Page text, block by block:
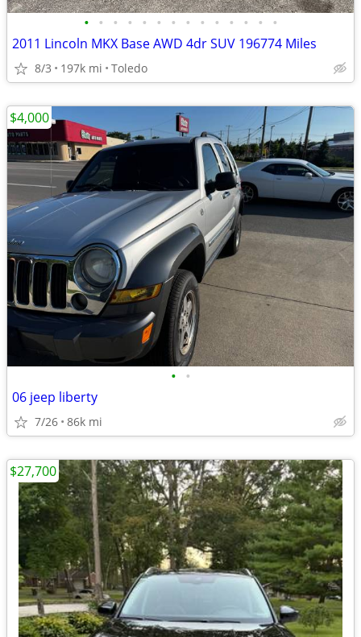
• • • • • • • • • • • • • •
2011 Lincoln MKX Base AWD 4dr SUV 196774 Miles
8/3 197k mi Toledo
• •
06 jeep liberty
7/26 86k mi
$4,000
$27,700